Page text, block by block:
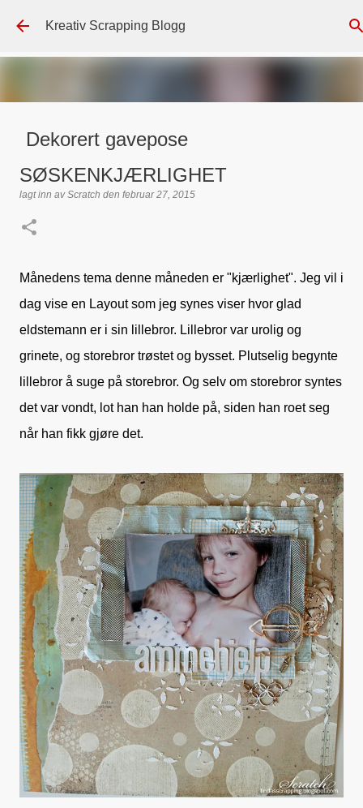
Gå til hovedinnhold
Kreativ Scrapping Blogg
Dekorert gavepose
SØSKENKJÆRLIGHET
lagt inn avScratch den februar 27, 2015
Månedens tema denne måneden er "kjærlighet". Jeg vil i
dag vise en Layout som jeg synes viser hvor glad
eldstemann er i sin lillebror. Lillebror var urolig og
grinete, og storebror trøstet og bysset. Plutselig begynte
lillebror å suge på storebror. Og selv om storebror syntes
det var vondt, lot han han holde på, siden han roet seg
når han fikk gjøre det.